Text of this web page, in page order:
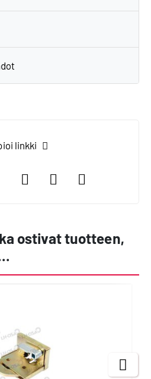
linkki
Jaa LinkedIn:ssä
Jaa X:ssä
Jaa
ostivat tuotteen,
Next